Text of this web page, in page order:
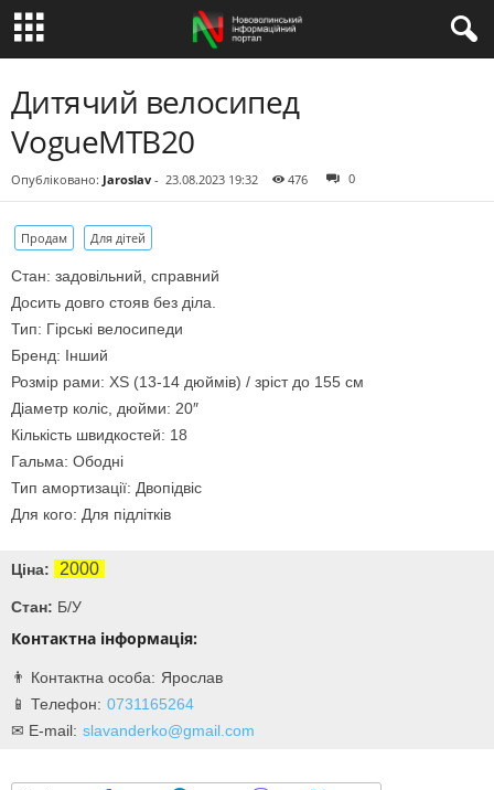
Дитячий велосипед
VogueMTB20
Опубліковано: Jaroslav - 23.08.2023 19:32 476 0
Продам Для дітей
Стан: задовільний, справний
Досить довго стояв без діла.
Тип: Гірські велосипеди
Бренд: Інший
Розмір рами: XS (13-14 дюймів) / зріст до 155 см
Діаметр коліс, дюйми: 20″
Кількість швидкостей: 18
Гальма: Ободні
Тип амортизації: Двопідвіс
Для кого: Для підлітків
Контактна інформація:
Ярослав
0731165264
slavanderko@gmail.com
Ціна: 2000
Стан: Б/У